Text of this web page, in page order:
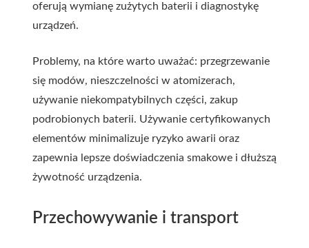
oferują wymianę zużytych baterii i diagnostykę
urządzeń.
Problemy, na które warto uważać: przegrzewanie
się modów, nieszczelności w atomizerach,
używanie niekompatybilnych części, zakup
podrobionych baterii. Używanie certyfikowanych
elementów minimalizuje ryzyko awarii oraz
zapewnia lepsze doświadczenia smakowe i dłuższą
żywotność urządzenia.
Przechowywanie i transport